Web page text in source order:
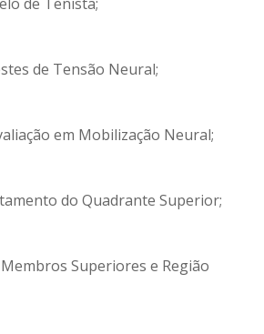
de Tensão Neural;
em Mobilização Neural;
do Quadrante Superior;
Superiores e Região